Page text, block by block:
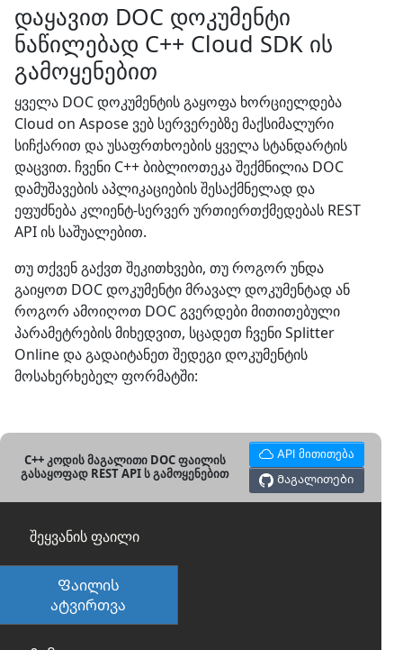
დაყავით DOC დოკუმენტი
ნაწილებად C++ Cloud SDK ის
გამოყენებით
ყველა DOC დოკუმენტის გაყოფა ხორციელდება
Cloud on Aspose ვებ სერვერებზე მაქსიმალური
სიჩქარით და უსაფრთხოების ყველა სტანდარტის
დაცვით. ჩვენი C++ ბიბლიოთეკა შექმნილია DOC
დამუშავების აპლიკაციების შესაქმნელად და
ეფუძნება კლიენტ-სერვერ ურთიერთქმედებას REST
API ის საშუალებით.
თუ თქვენ გაქვთ შეკითხვები, თუ როგორ უნდა
გაიყოთ DOC დოკუმენტი მრავალ დოკუმენტად ან
როგორ ამოიღოთ DOC გვერდები მითითებული
პარამეტრების მიხედვით, სცადეთ ჩვენი Splitter
Online და გადაიტანეთ შედეგი დოკუმენტის
მოსახერხებელ ფორმატში:
C++ კოდის მაგალითი DOC ფაილის
გასაყოფად REST API ს გამოყენებით
API მითითება
Მაგალითები
შეყვანის ფაილი
Ფაილის
ატვირთვა